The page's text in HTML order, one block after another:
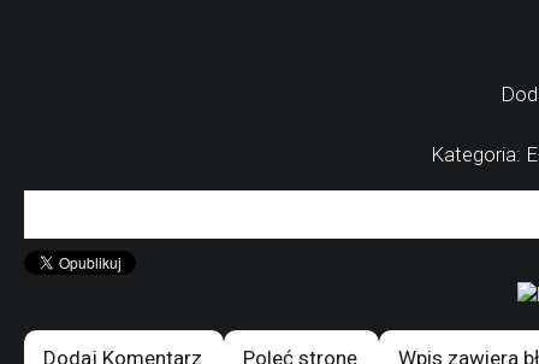
Kategoria:
Dodaj Komentarz Poleć stronę Wpis zawiera